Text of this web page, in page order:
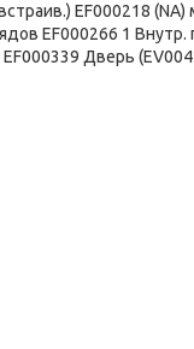
EF000218
EF000266 1
Дверь